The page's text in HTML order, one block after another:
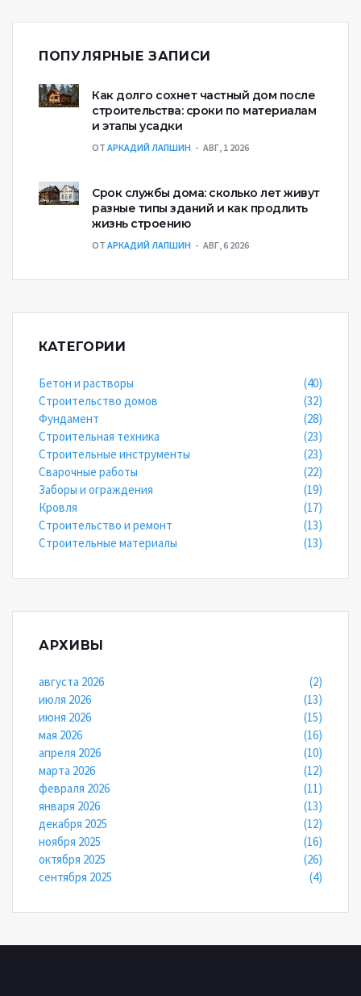
ПОПУЛЯРНЫЕ ЗАПИСИ
Как долго сохнет частный дом после
строительства: сроки по материалам
и этапы усадки
ОТ АРКАДИЙ ЛАПШИН АВГ, 1 2026
Срок службы дома: сколько лет живут
разные типы зданий и как продлить
жизнь строению
ОТ АРКАДИЙ ЛАПШИН АВГ, 6 2026
КАТЕГОРИИ
Бетон и растворы
(40)
Строительство домов
(32)
Фундамент
(28)
Строительная техника
(23)
Строительные инструменты
(23)
Сварочные работы
(22)
Заборы и ограждения
(19)
Кровля
(17)
Строительство и ремонт
(13)
Строительные материалы
(13)
АРХИВЫ
августа 2026
(2)
июля 2026
(13)
июня 2026
(15)
мая 2026
(16)
апреля 2026
(10)
марта 2026
(12)
февраля 2026
(11)
января 2026
(13)
декабря 2025
(12)
ноября 2025
(16)
октября 2025
(26)
сентября 2025
(4)